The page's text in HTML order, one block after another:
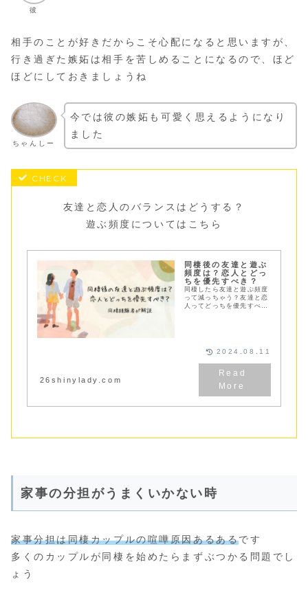
彼
相手のことが好きだからこそ心配になると思いますが、
行き過ぎた嫉妬は相手を苦しめることになるので、ほど
ほどにしておきましょうね
ちゃんしー
今では彼の嫉妬も可愛く思えるようになり
ました
友達と恋人のバランスはどうする？
遊ぶ頻度についてはこちら
同棲後の友達と遊ぶ
頻度は？恋人とどっ
ちを優先すべき？
同棲したら友達と遊ぶ頻度
って減っちゃう？友達と恋
人ってどっちを優先すべ
26shinylady.com
2024.08.11
家事の分担がうまくいかない時
家事分担は同棲カップルの喧嘩原因あるあるです
多くのカップルが同棲を始めたらまずぶつかる問題でし
ょう